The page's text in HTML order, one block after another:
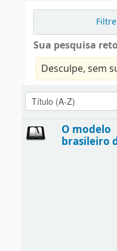
Sua pesquisa
Desculpe, sem
O modelo
brasileiro